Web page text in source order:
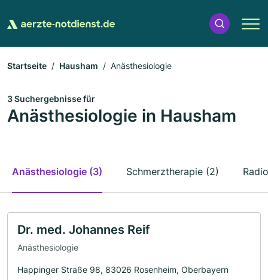
Startseite Hausham Anästhesiologie
3 Suchergebnisse für
Anästhesiologie in Hausham
Anästhesiologie (3) Schmerztherapie (2)
Dr. med. Johannes Reif
Anästhesiologie
Happinger Straße 98, 83026 Rosenheim, Oberbayern